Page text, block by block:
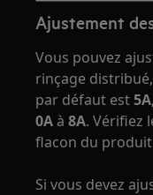
Ajustement
Vous pouvez
rinçage
par défaut est
0Aà8A. Vérifiez
flacon du
Si vous devez